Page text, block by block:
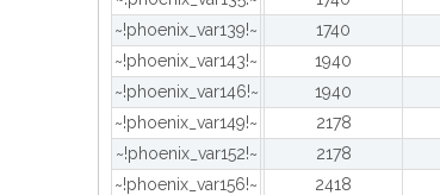
~!phoenix_var139!~
1740
~!phoenix_var143!~
1940
~!phoenix_var146!~
1940
~!phoenix_var149!~
2178
~!phoenix_var152!~
2178
~!phoenix_var156!~
2418